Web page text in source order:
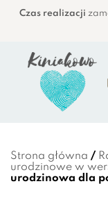
Czas realizacji
Strona główna /
urodzinowe w
urodzinowa dla